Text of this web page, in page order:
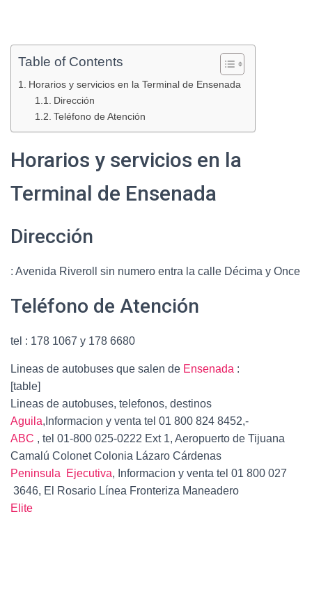
Table of Contents
Horarios y servicios en la Terminal de Ensenada
Dirección
Teléfono de Atención
Horarios y servicios en la
Terminal de Ensenada
Dirección
: Avenida Riveroll sin numero entra la calle Décima y Once
Teléfono de Atención
tel : 178 1067 y 178 6680
Lineas de autobuses que salen de Ensenada :
[table]
Lineas de autobuses, telefonos, destinos
Aguila,Informacion y venta tel 01 800 824 8452,-
ABC , tel 01-800 025-0222 Ext 1, Aeropuerto de Tijuana
Camalú Colonet Colonia Lázaro Cárdenas
Peninsula Ejecutiva, Informacion y venta tel 01 800 027
3646, El Rosario Línea Fronteriza Maneadero
Elite